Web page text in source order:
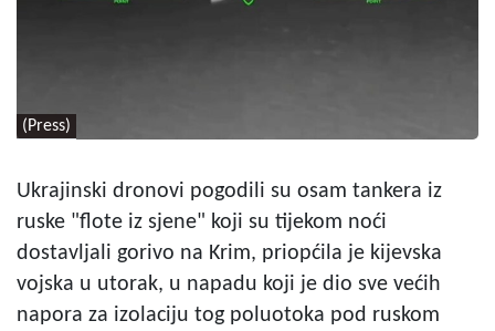
(Press)
Ukrajinski dronovi pogodili su osam tankera iz
ruske "flote iz sjene" koji su tijekom noći
dostavljali gorivo na Krim, priopćila je kijevska
vojska u utorak, u napadu koji je dio sve većih
napora za izolaciju tog poluotoka pod ruskom